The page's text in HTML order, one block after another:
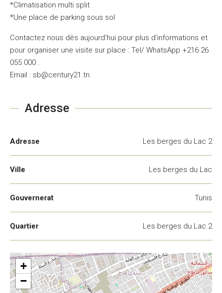
*Climatisation multi split
*Une place de parking sous sol
Contactez nous dès aujourd’hui pour plus d’informations et
pour organiser une visite sur place : Tel/ WhatsApp +216 26
055 000 .
Email : sb@century21.tn
Adresse
Adresse Les berges du Lac 2
Ville Les berges du Lac
Gouvernerat Tunis
Quartier Les berges du Lac 2
+
−